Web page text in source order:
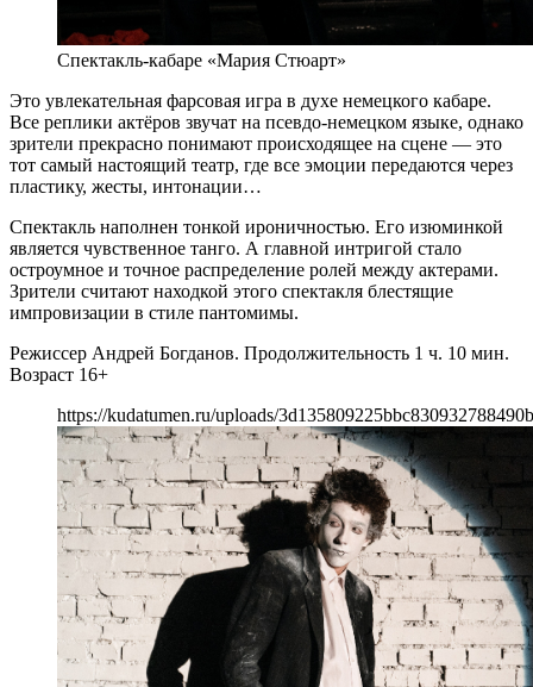
Спектакль-кабаре «Мария Стюарт»
Это увлекательная фарсовая игра в духе немецкого кабаре.
Все реплики актёров звучат на псевдо-немецком языке, однако
зрители прекрасно понимают происходящее на сцене — это
тот самый настоящий театр, где все эмоции передаются через
пластику, жесты, интонации…
Спектакль наполнен тонкой ироничностью. Его изюминкой
является чувственное танго. А главной интригой стало
остроумное и точное распределение ролей между актерами.
Зрители считают находкой этого спектакля блестящие
импровизации в стиле пантомимы.
Режиссер Андрей Богданов. Продолжительность 1 ч. 10 мин.
Возраст 16+
https://kudatumen.ru/uploads/